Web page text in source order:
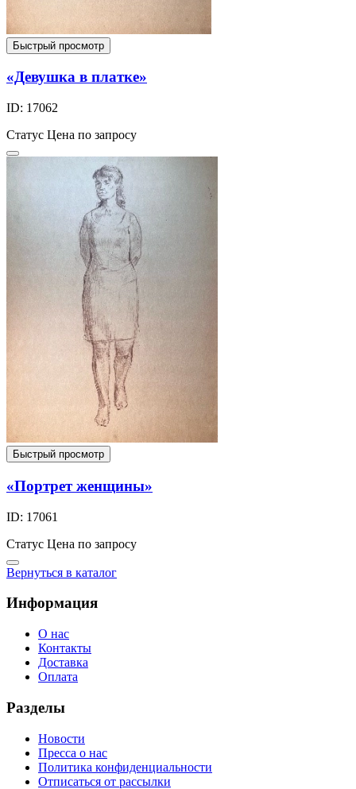
Быстрый просмотр
«Девушка в платке»
ID: 17062
Статус Цена по запросу
Быстрый просмотр
«Портрет женщины»
ID: 17061
Статус Цена по запросу
Вернуться в каталог
Информация
О нас
Контакты
Доставка
Оплата
Разделы
Новости
Пресса о нас
Политика конфиденциальности
Отписаться от рассылки